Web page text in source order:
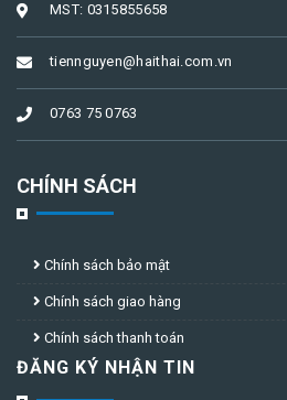
MST: 0315855658
tiennguyen@haithai.com.vn
0763 75 0763
CHÍNH SÁCH
Chính sách bảo mật
Chính sách giao hàng
Chính sách thanh toán
ĐĂNG KÝ NHẬN TIN